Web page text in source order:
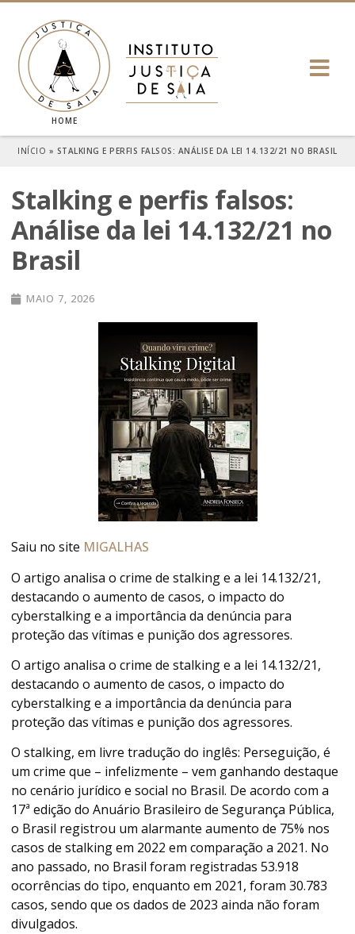
HOME
INÍCIO » STALKING E PERFIS FALSOS: ANÁLISE DA LEI 14.132/21 NO BRASIL
Stalking e perfis falsos:
Análise da lei 14.132/21 no
Brasil
MAIO 7, 2026
Saiu no site MIGALHAS
O artigo analisa o crime de stalking e a lei 14.132/21,
destacando o aumento de casos, o impacto do
cyberstalking e a importância da denúncia para
proteção das vítimas e punição dos agressores.
O artigo analisa o crime de stalking e a lei 14.132/21,
destacando o aumento de casos, o impacto do
cyberstalking e a importância da denúncia para
proteção das vítimas e punição dos agressores.
O stalking, em livre tradução do inglês: Perseguição, é
um crime que – infelizmente – vem ganhando destaque
no cenário jurídico e social no Brasil. De acordo com a
17ª edição do Anuário Brasileiro de Segurança Pública,
o Brasil registrou um alarmante aumento de 75% nos
casos de stalking em 2022 em comparação a 2021. No
ano passado, no Brasil foram registradas 53.918
ocorrências do tipo, enquanto em 2021, foram 30.783
casos, sendo que os dados de 2023 ainda não foram
divulgados.